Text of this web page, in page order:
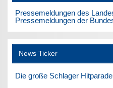
Pressemeldungen des
Pressemeldungen der
News Ticker
Die große Schlager